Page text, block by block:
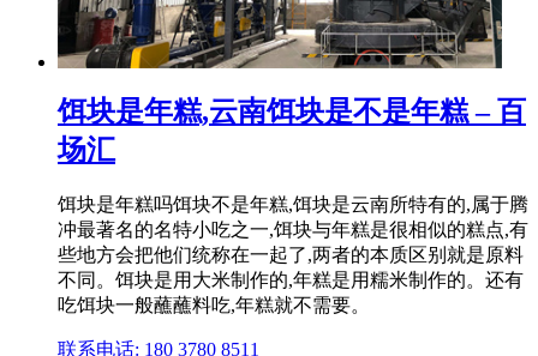
饵块是年糕,云南饵块是不是年糕 – 百
场汇
饵块是年糕吗饵块不是年糕,饵块是云南所特有的,属于腾
冲最著名的名特小吃之一,饵块与年糕是很相似的糕点,有
些地方会把他们统称在一起了,两者的本质区别就是原料
不同。饵块是用大米制作的,年糕是用糯米制作的。还有
吃饵块一般蘸蘸料吃,年糕就不需要。
联系电话: 180 3780 8511